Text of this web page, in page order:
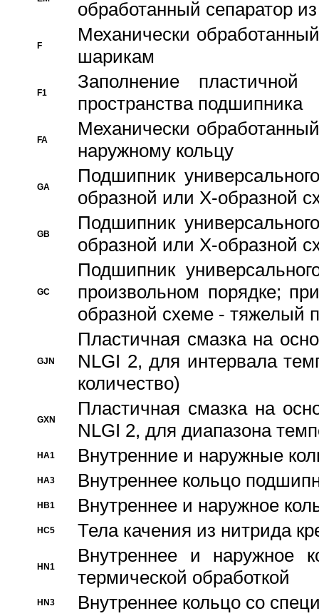
обработанный сепаратор
F
Механически
шарикам
F1
Заполнение
пространства подшипника
FA
Механически
наружному кольцу
GA
Подшипник
образной или Х-образной
GB
Подшипник
образной или Х-образной
GC
Подшипник
произвольном порядке;
образной схеме - тяжелый
GJN
Пластичная смазка на
NLGI 2, для интервала
количество)
GXN
Пластичная смазка на
NLGI 2, для диапазона
HA1 Внутренние и наружные
HA3 Bнутреннее кольцо
HB1 Bнутреннее и наружное
HC5 Тела качения из нитрида
HN1
Bнутреннее и наружное
термической обработкой
HN3 Внутреннее кольцо со